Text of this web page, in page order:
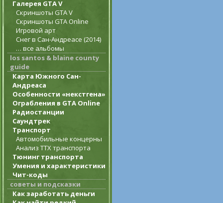
Галерея GTA V
Скриншоты GTA V
Скриншоты GTA Online
Игровой арт
Снег в Сан-Андреасе (2014)
… все альбомы
los santos & blaine county
guide
Карта Южного Сан-
Андреаса
Особенности «некстгена»
Ограбления в GTA Online
Радиостанции
Саундтрек
Транспорт
Автомобильные концерны
Анализ ТТХ транспорта
Тюнинг транспорта
Умения и характеристики
Чит-коды
советы и подсказки
Как заработать деньги